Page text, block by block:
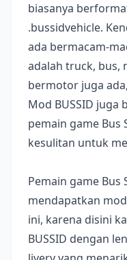
biasanya
.bussidvehicle.
ada bermacam-
adalah truck, bus,
bermotor juga
Mod BUSSID juga
pemain game Bus
kesulitan untuk
Pemain game
mendapatkan
ini, karena disini
BUSSID dengan